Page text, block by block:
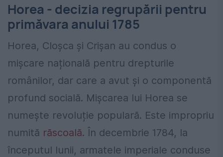
Horea - decizia regrupării pentru
primăvara anului 1785
Horea, Cloșca și Crișan au condus o
mișcare națională pentru drepturile
românilor, dar care a avut și o componentă
profund socială. Mișcarea lui Horea se
numește revoluție populară. Este impropriu
numită răscoală. În decembrie 1784, la
începutul lunii, armatele imperiale conduse